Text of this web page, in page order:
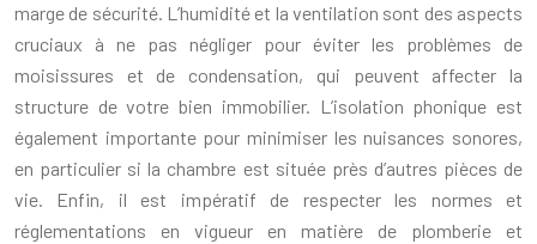
marge de sécurité. L’humidité et la ventilation sont des aspects
cruciaux à ne pas négliger pour éviter les problèmes de
moisissures et de condensation, qui peuvent affecter la
structure de votre bien immobilier. L’isolation phonique est
également importante pour minimiser les nuisances sonores,
en particulier si la chambre est située près d’autres pièces de
vie. Enfin, il est impératif de respecter les normes et
réglementations en vigueur en matière de plomberie et